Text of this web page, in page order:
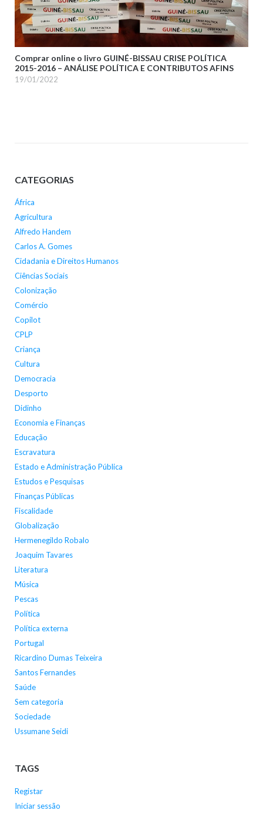
Comprar online o livro GUINÉ-BISSAU CRISE POLÍTICA
2015-2016 – ANÁLISE POLÍTICA E CONTRIBUTOS AFINS
19/01/2022
CATEGORIAS
África
Agricultura
Alfredo Handem
Carlos A. Gomes
Cidadania e Direitos Humanos
Ciências Sociais
Colonização
Comércio
Copilot
CPLP
Criança
Cultura
Democracia
Desporto
Didinho
Economia e Finanças
Educação
Escravatura
Estado e Administração Pública
Estudos e Pesquisas
Finanças Públicas
Fiscalidade
Globalização
Hermenegildo Robalo
Joaquim Tavares
Literatura
Música
Pescas
Política
Política externa
Portugal
Ricardino Dumas Teixeira
Santos Fernandes
Saúde
Sem categoria
Sociedade
Ussumane Seidi
TAGS
Registar
Iniciar sessão